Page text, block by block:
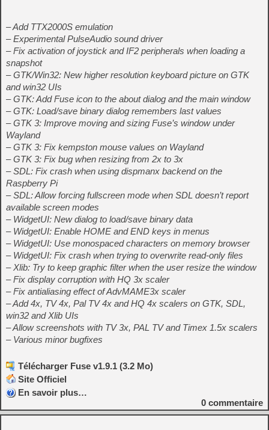
– Add TTX2000S emulation
– Experimental PulseAudio sound driver
– Fix activation of joystick and IF2 peripherals when loading a
snapshot
– GTK/Win32: New higher resolution keyboard picture on GTK
and win32 UIs
– GTK: Add Fuse icon to the about dialog and the main window
– GTK: Load/save binary dialog remembers last values
– GTK 3: Improve moving and sizing Fuse’s window under
Wayland
– GTK 3: Fix kempston mouse values on Wayland
– GTK 3: Fix bug when resizing from 2x to 3x
– SDL: Fix crash when using dispmanx backend on the
Raspberry Pi
– SDL: Allow forcing fullscreen mode when SDL doesn’t report
available screen modes
– WidgetUI: New dialog to load/save binary data
– WidgetUI: Enable HOME and END keys in menus
– WidgetUI: Use monospaced characters on memory browser
– WidgetUI: Fix crash when trying to overwrite read-only files
– Xlib: Try to keep graphic filter when the user resize the window
– Fix display corruption with HQ 3x scaler
– Fix antialiasing effect of AdvMAME3x scaler
– Add 4x, TV 4x, Pal TV 4x and HQ 4x scalers on GTK, SDL,
win32 and Xlib UIs
– Allow screenshots with TV 3x, PAL TV and Timex 1.5x scalers
– Various minor bugfixes
Télécharger Fuse v1.9.1 (3.2 Mo)
Site Officiel
En savoir plus…
0 commentaire